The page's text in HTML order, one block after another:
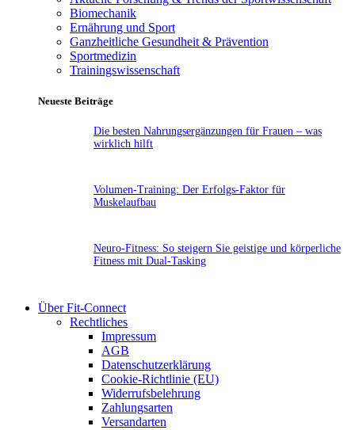
Biomechanik
Ernährung und Sport
Ganzheitliche Gesundheit & Prävention
Sportmedizin
Trainingswissenschaft
Neueste Beiträge
Die besten Nahrungsergänzungen für Frauen – was
wirklich hilft
Volumen-Training: Der Erfolgs-Faktor für
Muskelaufbau
Neuro-Fitness: So steigern Sie geistige und körperliche
Fitness mit Dual-Tasking
Über Fit-Connect
Rechtliches
Impressum
AGB
Datenschutzerklärung
Cookie-Richtlinie (EU)
Widerrufsbelehrung
Zahlungsarten
Versandarten